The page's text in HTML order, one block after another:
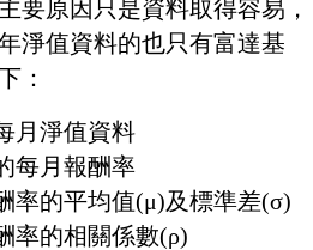
要原因只是資料取得容易，
淨值資料的也只有富達基
：
月淨值資料
每月報酬率
率的平均值(μ)及標準差(σ)
率的相關係數(ρ)